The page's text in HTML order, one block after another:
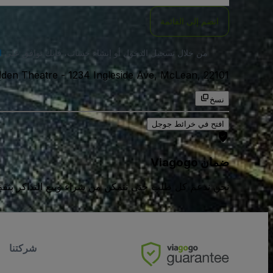
انضم إلى القائمة
من خلال تسجيل الدخول أو إنشاء حساب، فإنك توافق على
Theatre -1234 Ingleside Ave, McLean, 22101, الولايات المتحدة الامريكية
نسخ
افتح في خرائط جوجل
ضمان Viagogo
نحن ندعم كل طلب حتى تتمكن من شراء وبيع التذاكر بثقة
شركتنا